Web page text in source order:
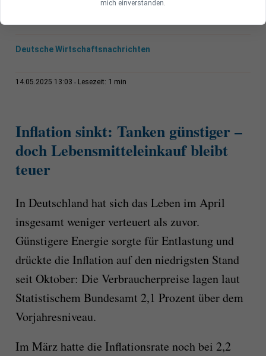
Deutsche Wirtschaftsnachrichten
14.05.2025 13:03 Lesezeit: 1 min
Inflation sinkt: Tanken günstiger –
doch Lebensmitteleinkauf bleibt
teuer
In Deutschland hat sich das Leben im April
insgesamt weniger verteuert als zuvor.
Günstigere Energie sorgte für Entlastung und
drückte die Inflation auf den niedrigsten Stand
seit Oktober: Die Verbraucherpreise lagen laut
Statistischem Bundesamt 2,1 Prozent über dem
Vorjahresniveau.
Im März hatte die Inflationsrate noch bei 2,2
mich einverstanden.